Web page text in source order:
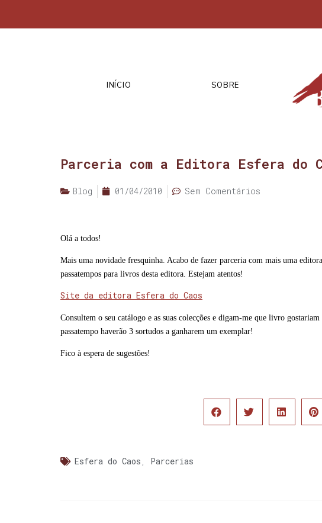
INÍCIO SOBRE
Parceria com a Editora Esfera do
Blog 01/04/2010 Sem Comentários
Olá a todos!
Mais uma novidade fresquinha. Acabo de fazer parceria com mais uma
passatempos para livros desta editora. Estejam atentos!
Site da editora Esfera do Caos
Consultem o seu catálogo e as suas colecções e digam-me que livro
passatempo haverão 3 sortudos a ganharem um exemplar!
Fico à espera de sugestões!
Esfera do Caos Parcerias